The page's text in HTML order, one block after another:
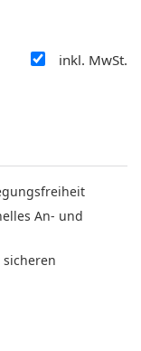
inkl. MwSt.
An- und